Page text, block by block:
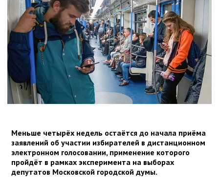
Меньше четырёх недель остаётся до начала приёма
заявлений об участии избирателей в дистанционном
электронном голосовании, применение которого
пройдёт в рамках эксперимента на выборах
депутатов Московской городской думы.